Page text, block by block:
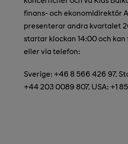
finans- och ekonomidirektör
presenterar andra kvartalet
startar klockan 14:00 och
eller via telefon:
Sverige: +46 8 566 426 97,
+44 203 0089 807, USA: +1